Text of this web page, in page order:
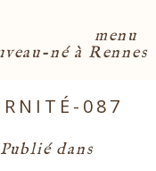
menu
né à Rennes
087
Publié dans